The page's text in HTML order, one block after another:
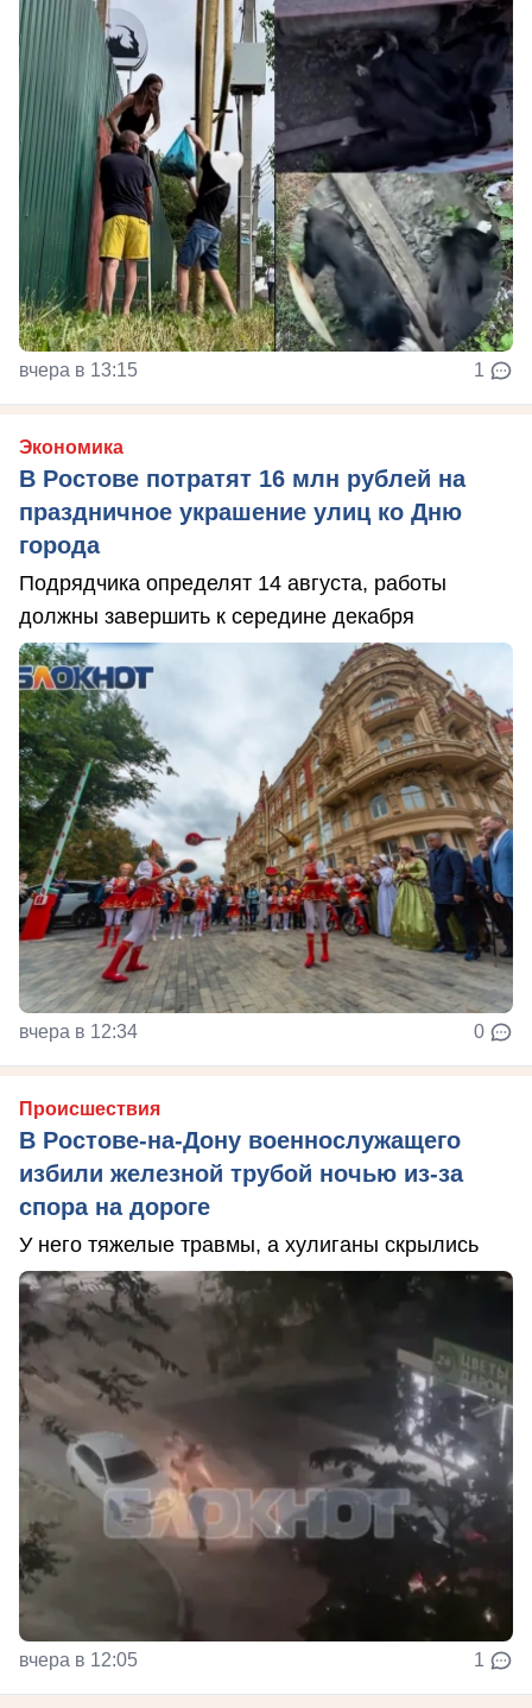
вчера в 13:15 1
Экономика
В Ростове потратят 16 млн рублей на
праздничное украшение улиц ко Дню
города
Подрядчика определят 14 августа, работы
должны завершить к середине декабря
вчера в 12:34 0
Происшествия
В Ростове-на-Дону военнослужащего
избили железной трубой ночью из-за
спора на дороге
У него тяжелые травмы, а хулиганы скрылись
вчера в 12:05 1